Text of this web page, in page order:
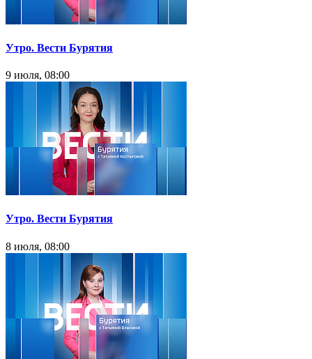
Утро. Вести Бурятия
9 июля, 08:00
Утро. Вести Бурятия
8 июля, 08:00